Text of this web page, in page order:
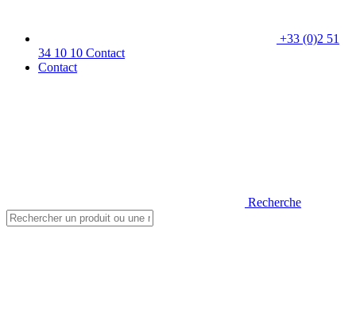
+33 (0)2 51
34 10 10 Contact
Contact
Recherche